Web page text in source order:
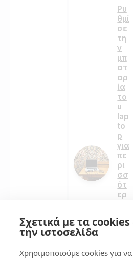
Ρυ
θμί
σε
τη
ν
μπ
ατ
αρ
ία
το
υ
lap
to
p
για
πε
ρι
σσ
ότ
ερ
το
α
Σχετικά με τα
την ιστοσελίδα
Χρησιμοποιούμε cookies για